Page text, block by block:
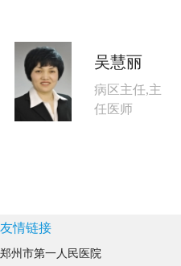
吴慧丽
病区主任,主
任医师
友情链接
郑州市第一人民医院